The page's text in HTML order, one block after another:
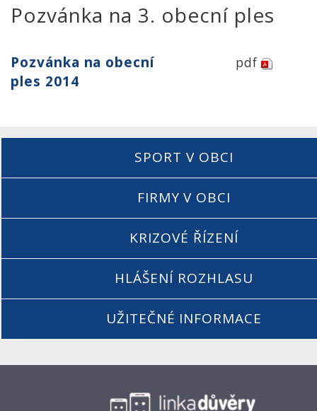
Pozvánka na 3. obecní ples
Pozvánka na obecní
ples 2014
pdf
SPORT V OBCI
FIRMY V OBCI
KRIZOVÉ ŘÍZENÍ
HLÁŠENÍ ROZHLASU
UŽITEČNÉ INFORMACE